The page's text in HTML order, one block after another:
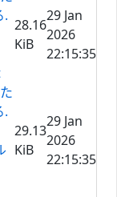
.
28.16
KiB
29 Jan
2026
22:15:35
.
29.13
KiB
29 Jan
2026
22:15:35